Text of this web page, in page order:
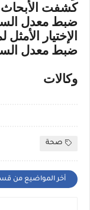
كشفت الأبحاث
ضبط معدل
الإختيار
ضبط معدل
وكالات
صحة
أخر المواضيع من